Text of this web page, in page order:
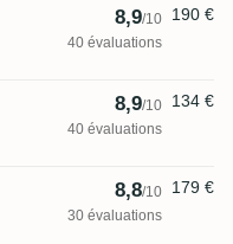
8,9/10
40 évaluations
190 €
8,9/10
40 évaluations
134 €
8,8/10
30 évaluations
179 €